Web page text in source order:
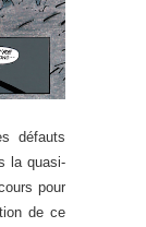
défauts
la quasi-
pour
de ce